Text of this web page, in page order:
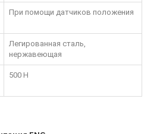
При помощи датчиков положения
Легированная сталь,
нержавеющая
500 Н